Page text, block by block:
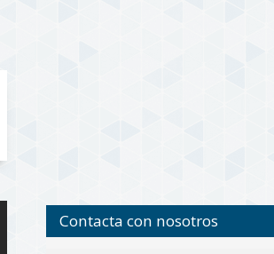
Contacta con nosotros